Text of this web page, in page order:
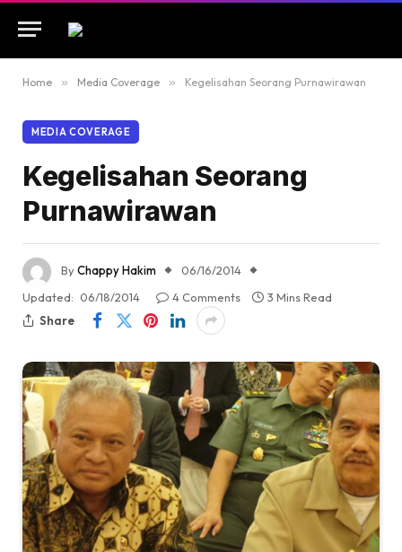
Home » Media Coverage » Kegelisahan Seorang Purnawirawan
MEDIA COVERAGE
Kegelisahan Seorang
Purnawirawan
ByChappy Hakim
06/16/2014
Updated: 06/18/2014 4 Comments
3 Mins Read
Share